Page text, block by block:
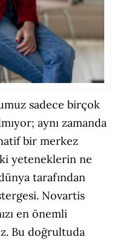
sadece birçok
aynı zamanda
bir merkez
yeteneklerin ne
tarafından
Novartis
en önemli
Bu doğrultuda